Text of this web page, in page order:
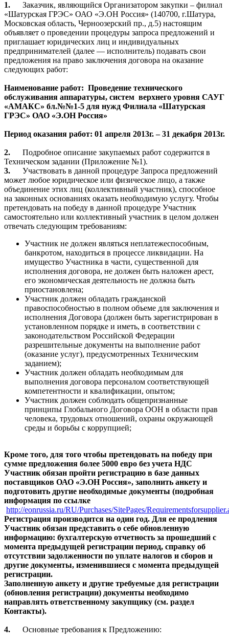
1.
Заказчик, являющийся Организатором закупки – филиал
«Шатурская ГРЭС» ОАО «Э.ОН Россия» (140700, г.Шатура,
Московская область, Черноозерский пр., д.5) настоящим
объявляет о проведении процедуры запроса предложений и
приглашает юридических лиц и индивидуальных
предпринимателей (далее — исполнитель) подавать свои
предложения на право заключения договора на оказание
следующих работ:
Наименование работ: Проведение технического
обслуживания аппаратуры, систем верхнего уровня САУГ
«АМАКС» бл.№№1-5 для нужд Филиала «Шатурская
ГРЭС» ОАО «Э.ОН Россия»
Период оказания работ: 01 апреля 2013г. – 31 декабря 2013г.
2.
Подробное описание закупаемых работ содержится в
Техническом задании (Приложение №1).
3.
Участвовать в данной процедуре Запроса предложений
может любое юридическое или физическое лицо, а также
объединение этих лиц (коллективный участник), способное
на законных основаниях оказать необходимую услугу. Чтобы
претендовать на победу в данной процедуре Участник
самостоятельно или коллективный участник в целом должен
отвечать следующим требованиям:
Участник не должен являться неплатежеспособным,
банкротом, находиться в процессе ликвидации. На
имущество Участника в части, существенной для
исполнения договора, не должен быть наложен арест,
его экономическая деятельность не должна быть
приостановлена;
Участник должен обладать гражданской
правоспособностью в полном объеме для заключения и
исполнения Договора (должен быть зарегистрирован в
установленном порядке и иметь, в соответствии с
законодательством Российской Федерации
разрешительные документы на выполнение работ
(оказание услуг), предусмотренных Техническим
заданием);
Участник должен обладать необходимым для
выполнения договора персоналом соответствующей
компетентности и квалификации, опытом;
Участник должен соблюдать общепризнанные
принципы Глобального Договора ООН в области прав
человека, трудовых отношений, охраны окружающей
среды и борьбы с коррупцией;
Кроме того, для того чтобы претендовать на победу при
сумме предложения более 5000 евро без учета НДС
Участник обязан пройти регистрацию в базе данных
поставщиков ОАО «Э.ОН Россия», заполнить анкету и
подготовить другие необходимые документы (подробная
информация по ссылке
http://eonrussia.ru/RU/Purchases/SitePages/
Регистрация производится на один год. Для ее продления
Участник обязан представить о себе обновленную
информацию: бухгалтерскую отчетность за прошедший с
момента предыдущей регистрации период, справку об
отсутствии задолженности по уплате налогов и сборов и
другие документы, изменившиеся с момента предыдущей
регистрации.
Заполненную анкету и другие требуемые для регистрации
(обновления регистрации) документы необходимо
направлять ответственному закупщику (см. раздел
Контакты).
4. Основные требования к Предложению: